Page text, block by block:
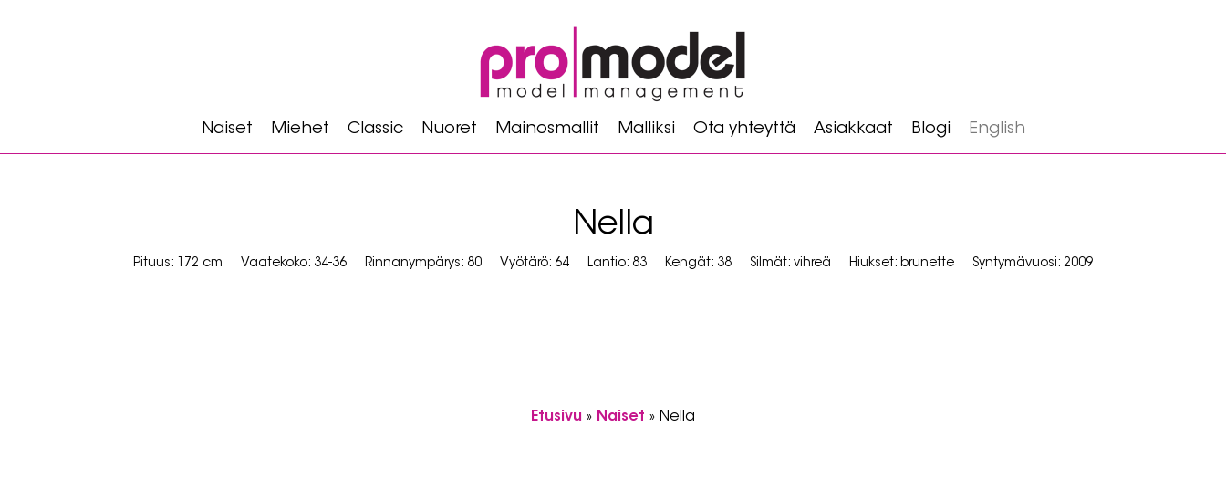
Naiset Miehet Classic Nuoret Mainosmallit Malliksi Ota yhteyttä Asiakkaat Blogi English
Nella
Pituus: 172 cm Vaatekoko: 34-36 Rinnanympärys: 80 Vyötärö: 64 Lantio: 83 Kengät: 38 Silmät: vihreä Hiukset: brunette Syntymävuosi: 2009
Etusivu » Naiset » Nella